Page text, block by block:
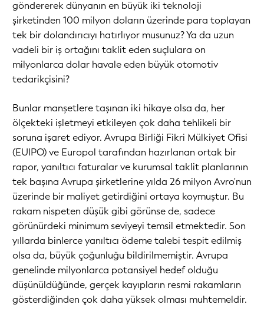
göndererek dünyanın en büyük iki teknoloji
şirketinden 100 milyon doların üzerinde para toplayan
tek bir dolandırıcıyı hatırlıyor musunuz? Ya da uzun
vadeli bir iş ortağını taklit eden suçlulara on
milyonlarca dolar havale eden büyük otomotiv
tedarikçisini?
Bunlar manşetlere taşınan iki hikaye olsa da, her
ölçekteki işletmeyi etkileyen çok daha tehlikeli bir
soruna işaret ediyor. Avrupa Birliği Fikri Mülkiyet Ofisi
(EUIPO) ve Europol tarafından hazırlanan ortak bir
rapor, yanıltıcı faturalar ve kurumsal taklit planlarının
tek başına Avrupa şirketlerine yılda 26 milyon Avro'nun
üzerinde bir maliyet getirdiğini ortaya koymuştur. Bu
rakam nispeten düşük gibi görünse de, sadece
görünürdeki minimum seviyeyi temsil etmektedir. Son
yıllarda binlerce yanıltıcı ödeme talebi tespit edilmiş
olsa da, büyük çoğunluğu bildirilmemiştir. Avrupa
genelinde milyonlarca potansiyel hedef olduğu
düşünüldüğünde, gerçek kayıpların resmi rakamların
gösterdiğinden çok daha yüksek olması muhtemeldir.